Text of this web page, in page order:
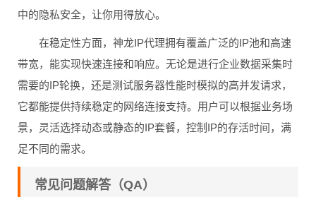
中的隐私安全，让你用得放心。
在稳定性方面，神龙IP代理拥有覆盖广泛的IP池和高速
带宽，能实现快速连接和响应。无论是进行企业数据采集时
需要的IP轮换，还是测试服务器性能时模拟的高并发请求，
它都能提供持续稳定的网络连接支持。用户可以根据业务场
景，灵活选择动态或静态的IP套餐，控制IP的存活时间，满
足不同的需求。
常见问题解答（QA）